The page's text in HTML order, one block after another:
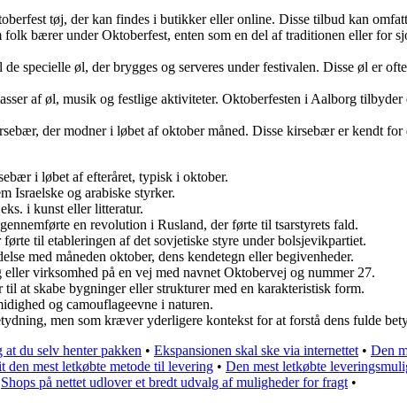
tøj, der kan findes i butikker eller online. Disse tilbud kan
bærer under Oktoberfest, enten som en del af traditionen eller for
specielle øl, der brygges og serveres under festivalen. Disse øl er
af øl, musik og festlige aktiviteter. Oktoberfesten i Aalborg
der modner i løbet af oktober måned. Disse kirsebær er kendt for
i løbet af efteråret, typisk i oktober.
Israelske og arabiske styrker.
i kunst eller litteratur.
en revolution i Rusland, der førte til tsarstyrets fald.
til etableringen af det sovjetiske styre under bolsjevikpartiet.
med måneden oktober, dens kendetegn eller begivenheder.
virksomhed på en vej med navnet Oktobervej og nummer 27.
at skabe bygninger eller strukturer med en karakteristisk form.
og camouflageevne i naturen.
men som kræver yderligere kontekst for at forstå dens fulde
du selv henter pakken • Ekspansionen skal ske via internettet • Den
den mest letkøbte metode til levering • Den mest letkøbte
Shops på nettet udlover et bredt udvalg af muligheder for fragt •